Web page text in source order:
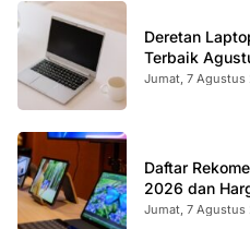
Deretan
Terbaik
Jumat, 7 Agustus
Daftar
2026 dan
Jumat, 7 Agustus